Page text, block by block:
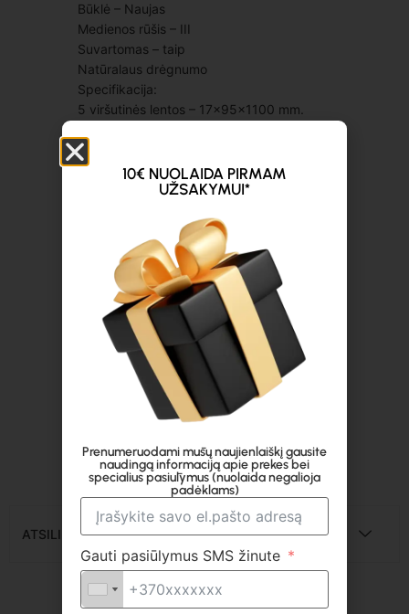
Būklė – Naujas
Medienos rūšis – III
Suvartomas – taip
Natūralaus drėgnumo
Specifikacija:
5 viršutinės lentos – 17x95x1100 mm.
9 kaladukai – 75x75x75 mm.
3 apatinės lentos – 17x75x1100 mm
Dinaminė apkrova – ~ 150–200 kg
Stelažinė apkrova – ~ 700–800 kg (jei
padėklas nestumdomas)
Gavus Jūsų apmokėjimą, prekės bus
paruoštos atsiėmimui per 1-5 darbo
dienas, priklausomai nuo užsakymo
dydžio.
Priklausomai nuo pasirinkto pristatymo
būdo, pristatymas bus ivykditas per 2-
užsakymo dydžio.
ATSILIEPIMAI
Panašūs produktai
10€ NUOLAIDA PIRMAM
UŽSAKYMUI*
Prenumeruodami mūsų naujienlaiškį gausite
naudingą informaciją apie prekes bei
specialius pasiūlymus (nuolaida negalioja
padėklams)
Gauti pasiūlymus SMS žinute